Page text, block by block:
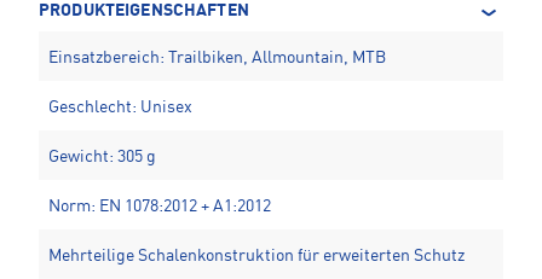
PRODUKTEIGENSCHAFTEN
Einsatzbereich: Trailbiken, Allmountain, MTB
Geschlecht: Unisex
Gewicht: 305 g
Norm: EN 1078:2012 + A1:2012
Mehrteilige Schalenkonstruktion für erweiterten Schutz